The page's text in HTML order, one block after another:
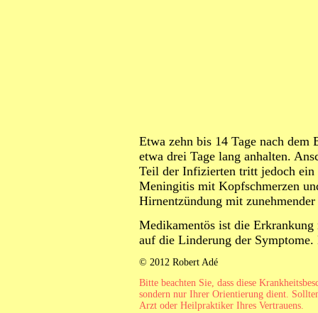
Etwa zehn bis 14 Tage nach dem
etwa drei Tage lang anhalten.
Teil der Infizierten tritt jedoch
Meningitis mit Kopfschmerzen
Hirnentzündung mit
Medikamentös ist die
auf die Linderung der
© 2012 Robert Adé
Bitte beachten Sie, dass diese
sondern nur Ihrer Orientierung dient.
Arzt oder Heilpraktiker Ihres Vertrauens.